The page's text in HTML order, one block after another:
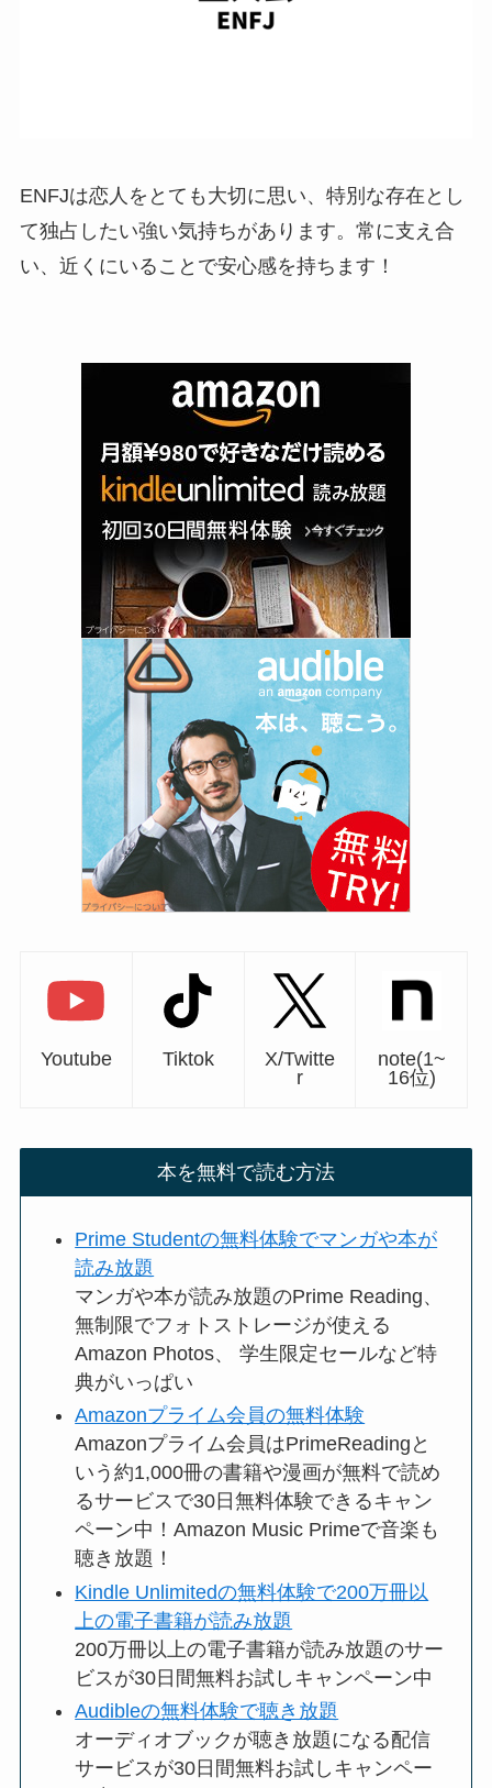
ENFJは恋人をとても大切に思い、特別な存在とし
て独占したい強い気持ちがあります。常に支え合
い、近くにいることで安心感を持ちます！
Youtube Tiktok
X/Twitte
r
note(1~
16位)
本を無料で読む方法
Prime Studentの無料体験でマンガや本が
読み放題
マンガや本が読み放題のPrime Reading、
無制限でフォトストレージが使える
Amazon Photos、 学生限定セールなど特
典がいっぱい
Amazonプライム会員の無料体験
Amazonプライム会員はPrimeReadingと
いう約1,000冊の書籍や漫画が無料で読め
るサービスで30日無料体験できるキャン
ペーン中！Amazon Music Primeで音楽も
聴き放題！
Kindle Unlimitedの無料体験で200万冊以
上の電子書籍が読み放題
200万冊以上の電子書籍が読み放題のサー
ビスが30日間無料お試しキャンペーン中
Audibleの無料体験で聴き放題
オーディオブックが聴き放題になる配信
サービスが30日間無料お試しキャンペー